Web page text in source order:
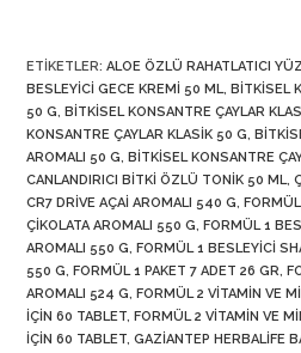
ETIKETLER:ALOE ÖZLÜ RAHATLATICI
BESLEYICI GECE KREMI 50 ML, BITKISEL
50 G, BITKISEL KONSANTRE ÇAYLAR
KONSANTRE ÇAYLAR KLASIK 50 G,
AROMALI 50 G, BITKISEL KONSANTRE
CANLANDIRICI BITKI ÖZLÜ TONIK 50 ML,
CR7 DRIVE AÇAI AROMALI 540 G,
ÇIKOLATA AROMALI 550 G, FORMÜL 1
AROMALI 550 G, FORMÜL 1 BESLEYICI
550 G, FORMÜL 1 PAKET 7 ADET 26 GR,
AROMALI 524 G, FORMÜL 2 VITAMIN VE
İÇIN 60 TABLET, FORMÜL 2 VITAMIN VE
İÇIN 60 TABLET, GAZIANTEP HERBALIFE